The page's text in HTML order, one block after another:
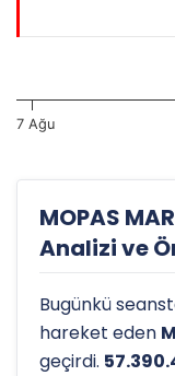
7 Ağu
MOPAS
Analizi ve
Bugünkü
hareket eden
geçirdi.